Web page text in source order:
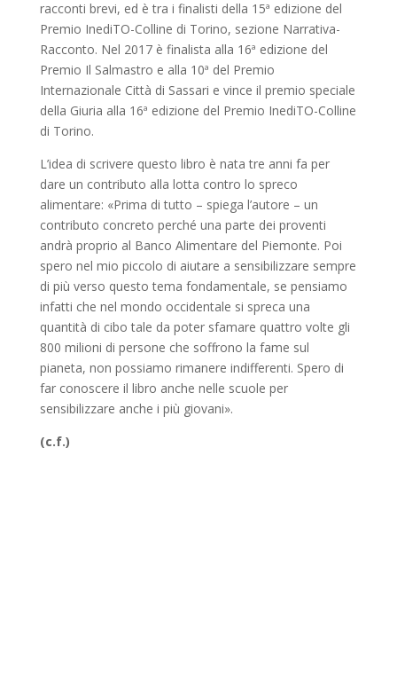
racconti brevi, ed è tra i finalisti della 15ª edizione del
Premio InediTO-Colline di Torino, sezione Narrativa-
Racconto. Nel 2017 è finalista alla 16ª edizione del
Premio Il Salmastro e alla 10ª del Premio
Internazionale Città di Sassari e vince il premio speciale
della Giuria alla 16ª edizione del Premio InediTO-Colline
di Torino.
L’idea di scrivere questo libro è nata tre anni fa per
dare un contributo alla lotta contro lo spreco
alimentare: «Prima di tutto – spiega l’autore – un
contributo concreto perché una parte dei proventi
andrà proprio al Banco Alimentare del Piemonte. Poi
spero nel mio piccolo di aiutare a sensibilizzare sempre
di più verso questo tema fondamentale, se pensiamo
infatti che nel mondo occidentale si spreca una
quantità di cibo tale da poter sfamare quattro volte gli
800 milioni di persone che soffrono la fame sul
pianeta, non possiamo rimanere indifferenti. Spero di
far conoscere il libro anche nelle scuole per
sensibilizzare anche i più giovani».
(c.f.)